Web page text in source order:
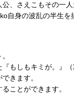
、さえこもその一
身の波乱の半生を
もしもキミが。』
きます。
ことができます。